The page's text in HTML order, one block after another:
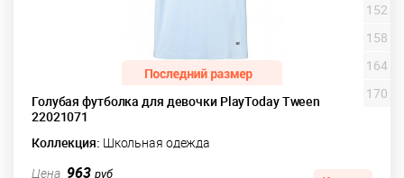
Голубая футболка для девочки PlayToday Tween
22021071
Коллекция: Школьная одежда
152
158
164
170
Цена 963руб